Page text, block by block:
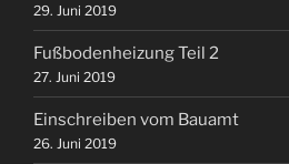
29. Juni 2019
Fußbodenheizung Teil 2
27. Juni 2019
Einschreiben vom Bauamt
26. Juni 2019